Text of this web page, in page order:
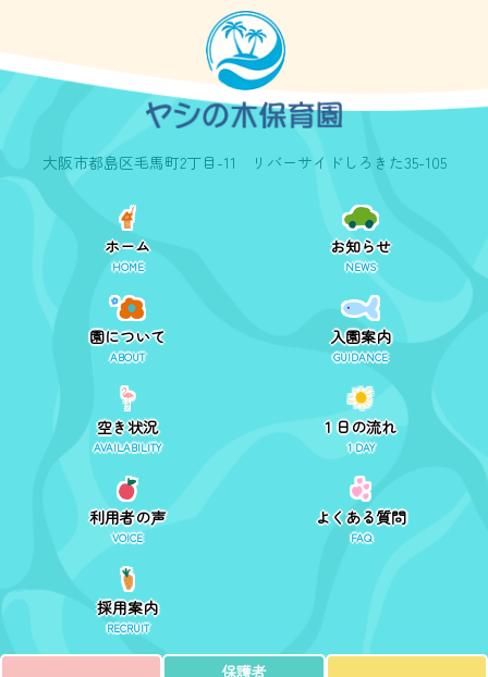
大阪市都島区毛馬町2丁目-11 リバーサイドしろきた35-105
ホーム
HOME
お知らせ
NEWS
園について
ABOUT
入園案内
GUIDANCE
空き状況
AVAILABILITY
1 日の流れ
1 DAY
利用者の声
VOICE
よくある質問
FAQ
採用案内
RECRUIT
保護者